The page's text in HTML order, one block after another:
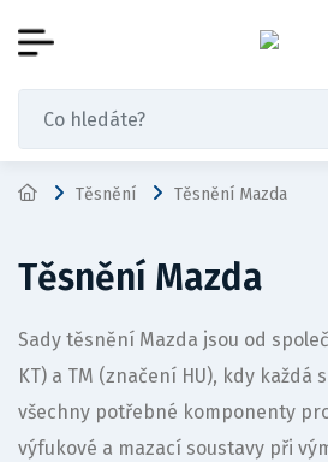
Těsnění Těsnění Mazda
Těsnění Mazda
Sady těsnění Mazda jsou od
KT) a TM (značení HU), kdy každá
všechny potřebné komponenty
výfukové a mazací soustavy při